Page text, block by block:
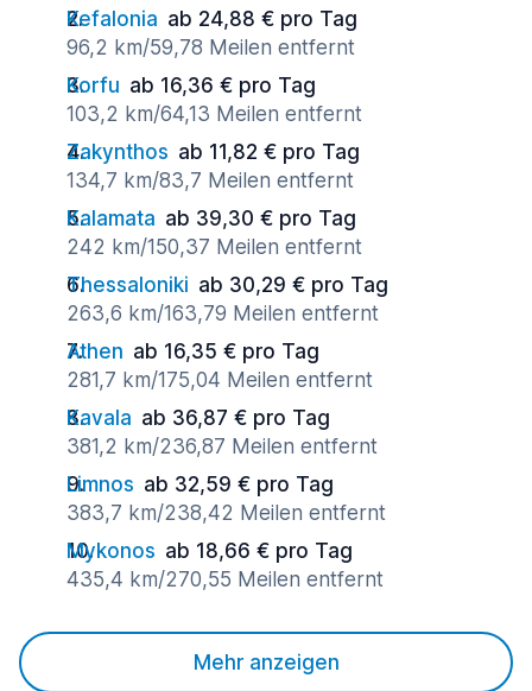
Kefalonia ab 24,88 € pro Tag
96,2 km/59,78 Meilen entfernt
Korfu ab 16,36 € pro Tag
103,2 km/64,13 Meilen entfernt
Zakynthos ab 11,82 € pro Tag
134,7 km/83,7 Meilen entfernt
Kalamata ab 39,30 € pro Tag
242 km/150,37 Meilen entfernt
Thessaloniki ab 30,29 € pro Tag
263,6 km/163,79 Meilen entfernt
Athen ab 16,35 € pro Tag
281,7 km/175,04 Meilen entfernt
Kavala ab 36,87 € pro Tag
381,2 km/236,87 Meilen entfernt
Limnos ab 32,59 € pro Tag
383,7 km/238,42 Meilen entfernt
Mykonos ab 18,66 € pro Tag
435,4 km/270,55 Meilen entfernt
Mehr anzeigen